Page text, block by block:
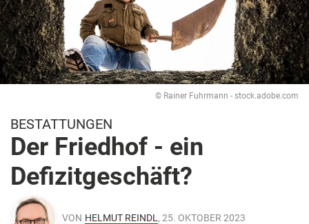
© Rainer Fuhrmann - stock.adobe.com
BESTATTUNGEN
Der Friedhof - ein
Defizitgeschäft?
VON HELMUT REINDL , 25. OKTOBER 2023